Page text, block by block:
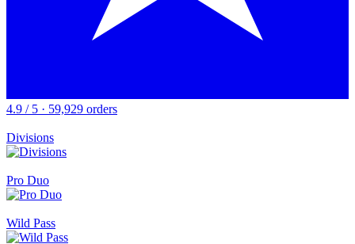
4.9 / 5 · 59,929 orders
Divisions
Pro Duo
Wild Pass